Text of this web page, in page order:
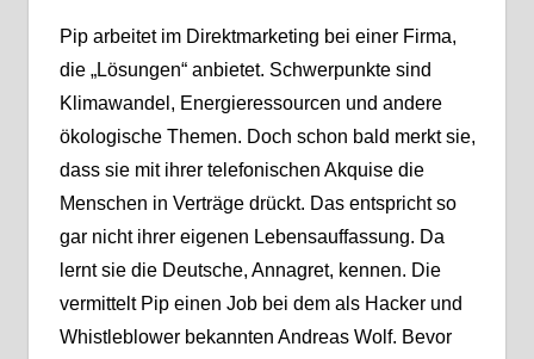
Pip arbeitet im Direktmarketing bei einer Firma,
die „Lösungen“ anbietet. Schwerpunkte sind
Klimawandel, Energieressourcen und andere
ökologische Themen. Doch schon bald merkt sie,
dass sie mit ihrer telefonischen Akquise die
Menschen in Verträge drückt. Das entspricht so
gar nicht ihrer eigenen Lebensauffassung. Da
lernt sie die Deutsche, Annagret, kennen. Die
vermittelt Pip einen Job bei dem als Hacker und
Whistleblower bekannten Andreas Wolf. Bevor